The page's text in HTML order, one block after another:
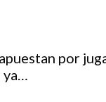
por
ya…